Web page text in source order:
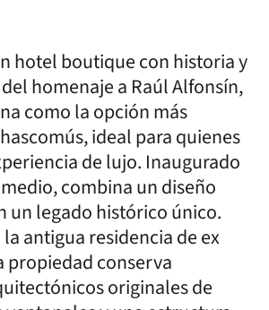
hotel boutique con historia y
homenaje a Raúl Alfonsín,
como la opción más
ideal para quienes
de lujo. Inaugurado
combina un diseño
un legado histórico único.
antigua residencia de ex
propiedad conserva
originales de